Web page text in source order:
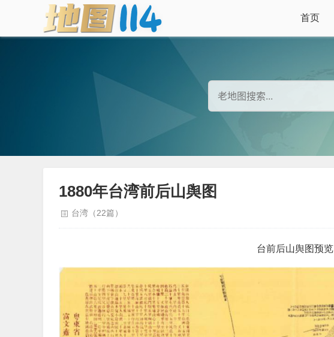
首页
1880年台湾前后山舆图
台湾（22篇）
台前后山舆图预览